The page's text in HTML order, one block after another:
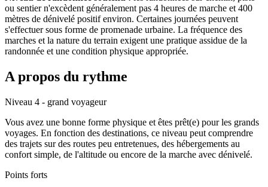
ou sentier n'excèdent généralement pas 4 heures de marche et 400
mètres de dénivelé positif environ. Certaines journées peuvent
s'effectuer sous forme de promenade urbaine. La fréquence des
marches et la nature du terrain exigent une pratique assidue de la
randonnée et une condition physique appropriée.
A propos du rythme
Niveau 4 - grand voyageur
Vous avez une bonne forme physique et êtes prêt(e) pour les grands
voyages. En fonction des destinations, ce niveau peut comprendre
des trajets sur des routes peu entretenues, des hébergements au
confort simple, de l'altitude ou encore de la marche avec dénivelé.
Points forts